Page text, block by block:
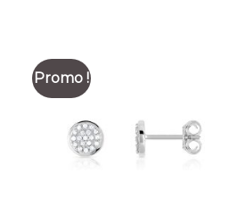
Promo !